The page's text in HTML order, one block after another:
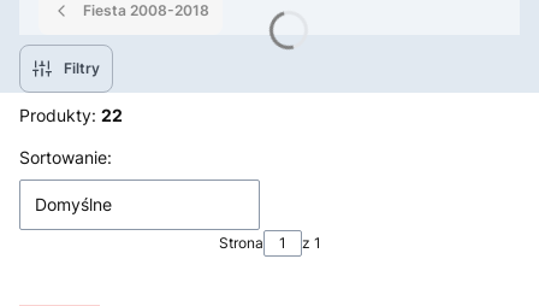
Fiesta 2008-2018
Filtry
Produkty: 22
Lista produktów
Sortowanie:
Domyślne
Strona z 1